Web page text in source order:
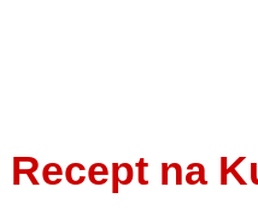
Recept na